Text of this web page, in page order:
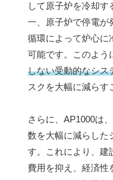
して原子炉を冷却
一、原子炉で停電が
循環によって炉心に
可能です。このよう
しない受動的なシス
スクを大幅に減らす
さらに、AP1000は
数を大幅に減らした
す。これにより、建
費用を抑え、経済性